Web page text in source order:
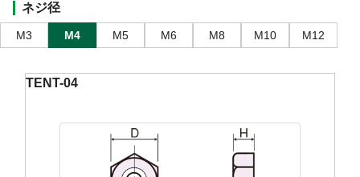
ネジ径
M3 M4 M5 M6 M8 M10 M12
TENT-04